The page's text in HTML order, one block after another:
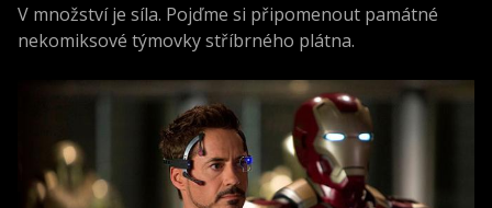
V množství je síla. Pojďme si připomenout památné
nekomiksové týmovky stříbrného plátna.